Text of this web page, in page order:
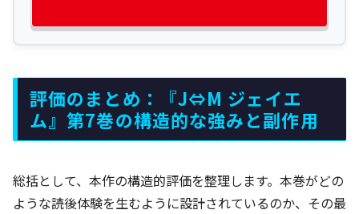
評価のまとめ：『J⇔M ジェイエ
ム』第7巻の構造的な強みと副作用
総括として、本作の構造的評価を整理します。本巻がどの
ような読後体験を生むように設計されているのか、その最